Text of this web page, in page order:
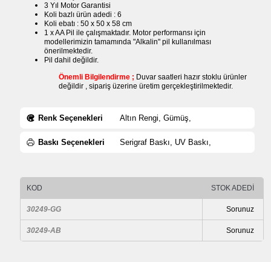
3 Yıl Motor Garantisi
Koli bazlı ürün adedi : 6
Koli ebatı : 50 x 50 x 58 cm
1 x AA Pil ile çalışmaktadır. Motor performansı için
modellerimizin tamamında "Alkalin" pil kullanılması
önerilmektedir.
Pil dahil değildir.
Önemli Bilgilendirme ; Duvar saatleri hazır stoklu ürünler
değildir , sipariş üzerine üretim gerçekleştirilmektedir.
Renk Seçenekleri Altın Rengi, Gümüş,
Baskı Seçenekleri Serigraf Baskı, UV Baskı,
KOD STOK ADEDİ
30249-GG Sorunuz
30249-AB Sorunuz